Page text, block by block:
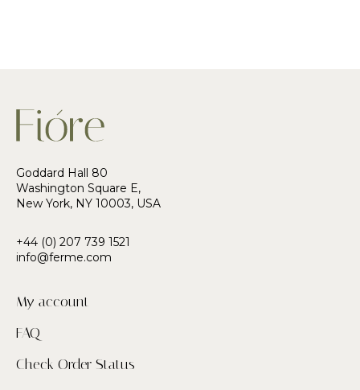
Goddard Hall 80
Washington Square E,
New York, NY 10003, USA
+44 (0) 207 739 1521
info@ferme.com
My account
FAQ
Check Order Status